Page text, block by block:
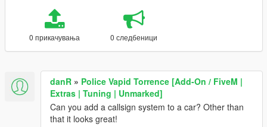
0 прикачувања 0 следбеници
danR » Police Vapid Torrence [Add-On / FiveM |
Extras | Tuning | Unmarked]
Can you add a callsign system to a car? Other than
that it looks great!